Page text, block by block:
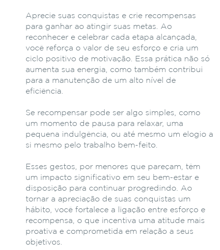
Aprecie suas conquistas e crie recompensas
para ganhar ao atingir suas metas. Ao
reconhecer e celebrar cada etapa alcançada,
você reforça o valor de seu esforço e cria um
ciclo positivo de motivação. Essa prática não só
aumenta sua energia, como também contribui
para a manutenção de um alto nível de
eficiência.
Se recompensar pode ser algo simples, como
um momento de pausa para relaxar, uma
pequena indulgência, ou até mesmo um elogio a
si mesmo pelo trabalho bem-feito.
Esses gestos, por menores que pareçam, têm
um impacto significativo em seu bem-estar e
disposição para continuar progredindo. Ao
tornar a apreciação de suas conquistas um
hábito, você fortalece a ligação entre esforço e
recompensa, o que incentiva uma atitude mais
proativa e comprometida em relação a seus
objetivos.